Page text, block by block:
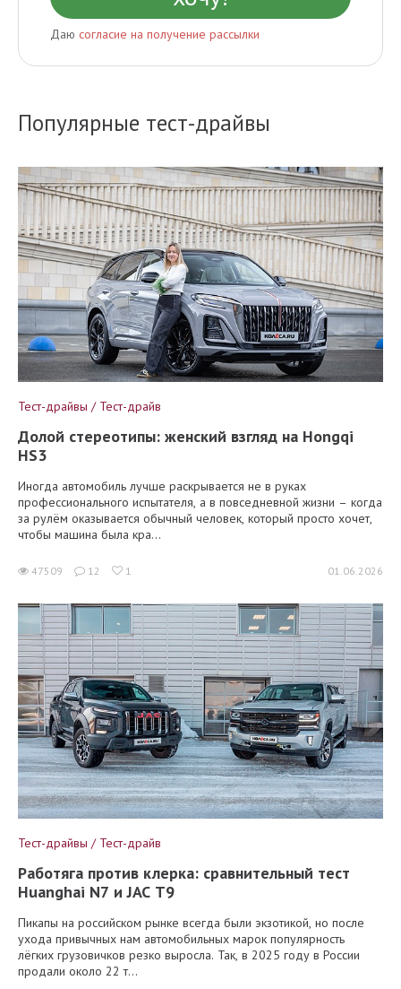
Даю согласие на получение рассылки
Популярные тест-драйвы
Тест-драйвы / Тест-драйв
Долой стереотипы: женский взгляд на Hongqi
HS3
Иногда автомобиль лучше раскрывается не в руках
профессионального испытателя, а в повседневной жизни – когда
за рулём оказывается обычный человек, который просто хочет,
чтобы машина была кра...
47509 12 1 01.06.2026
Тест-драйвы / Тест-драйв
Работяга против клерка: сравнительный тест
Huanghai N7 и JAC T9
Пикапы на российском рынке всегда были экзотикой, но после
ухода привычных нам автомобильных марок популярность
лёгких грузовичков резко выросла. Так, в 2025 году в России
продали около 22 т...